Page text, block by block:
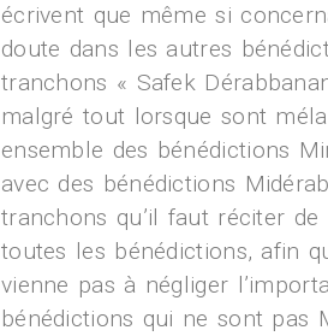
écrivent que même si
doute dans les autres
tranchons « Safek
malgré tout lorsque sont
ensemble des bénédictions
avec des bénédictions
tranchons qu’il faut réciter de
toutes les bénédictions, afin
vienne pas à négliger
bénédictions qui ne sont pas